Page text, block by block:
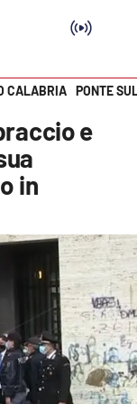
CALABRIA PONTE
e
in